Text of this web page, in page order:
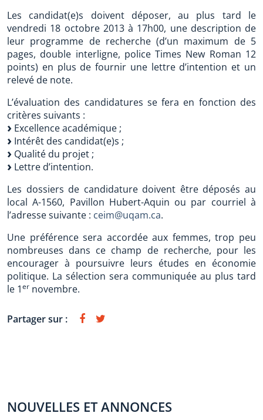
Les candidat(e)s doivent déposer, au plus tard le
vendredi 18 octobre 2013 à 17h00, une description de
leur programme de recherche (d’un maximum de 5
pages, double interligne, police Times New Roman 12
points) en plus de fournir une lettre d’intention et un
relevé de note.
L’évaluation des candidatures se fera en fonction des
critères suivants :
Excellence académique ;
Intérêt des candidat(e)s ;
Qualité du projet ;
Lettre d’intention.
Les dossiers de candidature doivent être déposés au
local A-1560, Pavillon Hubert-Aquin ou par courriel à
l’adresse suivante : ceim@uqam.ca.
Une préférence sera accordée aux femmes, trop peu
nombreuses dans ce champ de recherche, pour les
encourager à poursuivre leurs études en économie
politique. La sélection sera communiquée au plus tard
le 1er novembre.
Partager sur :
NOUVELLES ET ANNONCES